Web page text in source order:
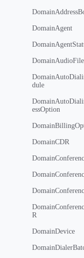
DomainAgent
DomainAudioFile
dule
essOption
DomainCDR
R
DomainDevice